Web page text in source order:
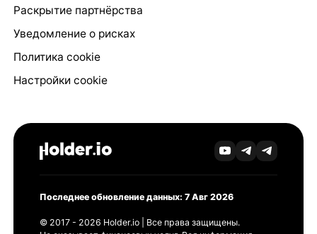
Раскрытие партнёрства
Уведомление о рисках
Политика cookie
Настройки cookie
Последнее обновление данных: 7 Авг 2026
© 2017 - 2026 Holder.io | Все права защищены.